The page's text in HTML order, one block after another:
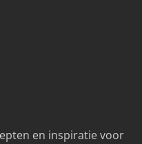
en inspiratie voor